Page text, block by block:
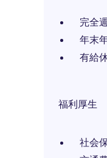
完全
年末
有給
福利厚生
社会